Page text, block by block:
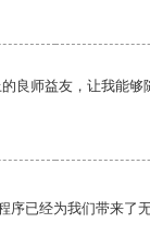
良师益友，让我能
序已经为我们带来了